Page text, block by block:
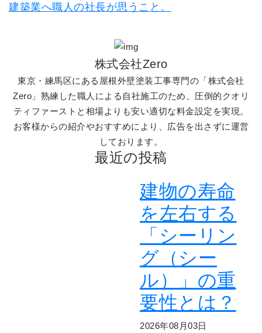
建築業へ職人の社長が思うこと。
株式会社Zero
東京・練馬区にある屋根外壁塗装工事専門の「株式会社
Zero」熟練した職人による自社施工のため、圧倒的クオリ
ティファーストと相場よりも安い適切な料金設定を実現。
お客様からの紹介やおすすめにより、広告を出さずに運営
しております。
最近の投稿
建物の寿命
を左右する
「シーリン
グ（シー
ル）」の重
要性とは？
2026年08月03日